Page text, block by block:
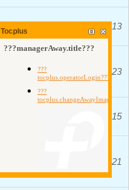
02-13
관리자 04-23
07-15
04-21
Tocplus